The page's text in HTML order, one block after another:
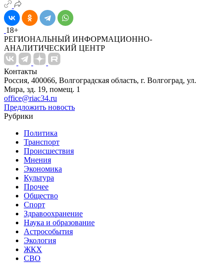
18+
РЕГИОНАЛЬНЫЙ ИНФОРМАЦИОННО-
АНАЛИТИЧЕСКИЙ ЦЕНТР
Контакты
Россия, 400066, Волгоградская область, г. Волгоград, ул.
Мира, зд. 19, помещ. 1
office@riac34.ru
Предложить новость
Рубрики
Политика
Транспорт
Происшествия
Мнения
Экономика
Культура
Прочее
Общество
Спорт
Здравоохранение
Наука и образование
Астрособытия
Экология
ЖКХ
СВО